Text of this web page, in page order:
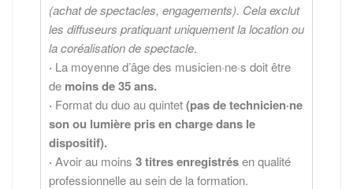
(achat de spectacles, engagements). Cela exclut
les diffuseurs pratiquant uniquement la location ou
la coréalisation de spectacle.
· La moyenne d’âge des musicien·ne·s doit être
de moins de 35 ans.
· Format du duo au quintet(pas de technicien·ne
son ou lumière pris en charge dans le
dispositif).
· Avoir au moins 3 titres enregistrésen qualité
professionnelle au sein de la formation.